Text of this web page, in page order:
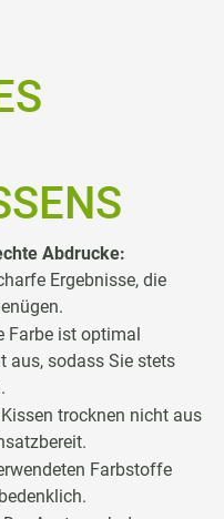
Abdrucke:
Ergebnisse, die
Farbe ist optimal
sodass Sie stets
trocknen nicht aus
Farbstoffe